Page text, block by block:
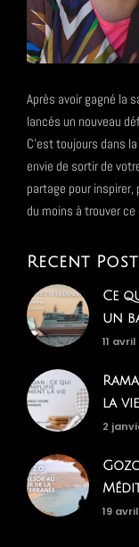
Après avoir gagné la
lancés un nouveau défi
C'est toujours dans
envie de sortir de
partage pour inspirer,
du moins à trouver
Recent
Ce
un
11
la vie
2
19